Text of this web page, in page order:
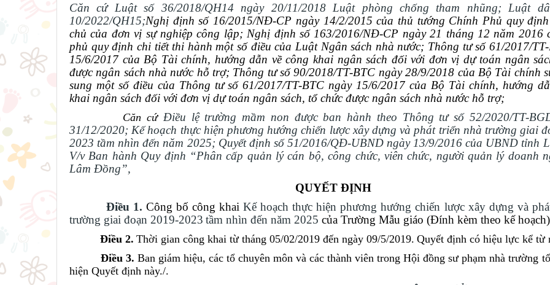
Căn cứ Luật số 36/2018/QH14 ngày 20/11/2018 Luật phòng chống tham nhũng; Luật
10/2022/QH15;Nghị định số 16/2015/NĐ-CP ngày 14/2/2015 của thủ tướng Chính Phủ quy
chủ của đơn vị sự nghiệp công lập; Nghị định số 163/2016/NĐ-CP ngày 21 tháng 12 năm 2016
phủ quy định chi tiết thi hành một số điều của Luật Ngân sách nhà nước; Thông tư số 61/2017/
15/6/2017 của Bộ Tài chính, hướng dẫn về công khai ngân sách đối với đơn vị dự toán ngân
được ngân sách nhà nước hỗ trợ; Thông tư số 90/2018/TT-BTC ngày 28/9/2018 của Bộ Tài chính
sung một số điều của Thông tư số 61/2017/TT-BTC ngày 15/6/2017 của Bộ Tài chính, hướng
khai ngân sách đối với đơn vị dự toán ngân sách, tổ chức được ngân sách nhà nước hỗ trợ;
Căn cứ Điều lệ trường mầm non được ban hành theo Thông tưsố 52/2020/TT-
31/12/2020; Kế hoạch thực hiện phương hướng chiến lược xây dựng và phát triển nhà trường giai
2023 tầm nhìn đến năm 2025; Quyết định số 51/2016/QĐ-UBND ngày 13/9/2016 của UBND tỉnh
V/v Ban hành Quy định “Phân cấp quản lý cán bộ, công chức, viên chức, người quản lý doanh
Lâm Đồng”,
QUYẾT ĐỊNH
Điều 1. Công bố công khaiKế hoạch thực hiện phương hướng chiến lược xây dựng và
trường giai đoạn 2019-2023 tầm nhìn đến năm 2025 của Trường Mẫu giáo (Đính kèm theo kế hoạch)
Điều 2. Thời gian công khai từ tháng 05/02/2019 đến ngày 09/5/2019. Quyết định có hiệu lực kể từ
Điều 3. Ban giám hiệu, các tổ chuyên môn và các thành viên trong Hội đồng sư phạm nhà trường
hiện Quyết định này./.